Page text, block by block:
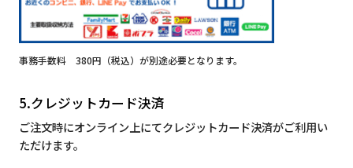
事務手数料 380円（税込）が別途必要となります。
5.クレジットカード決済
ご注文時にオンライン上にてクレジットカード決済がご利用い
ただけます。